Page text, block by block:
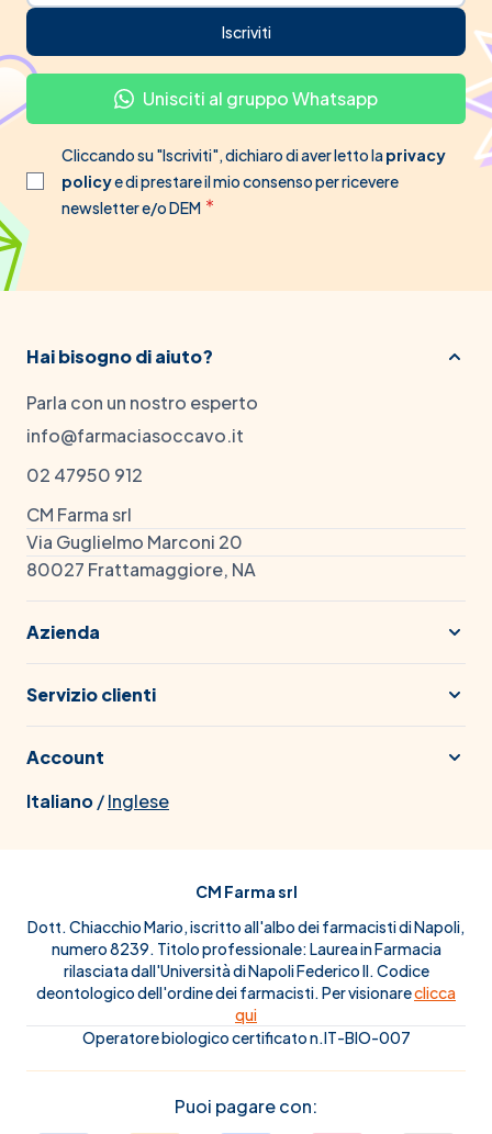
Iscriviti
Unisciti al gruppo Whatsapp
Cliccando su "Iscriviti", dichiaro di aver letto laprivacy
policye di prestare il mio consenso per ricevere
newsletter e/o DEM
Hai bisogno di aiuto?
Parla con un nostro esperto
info@farmaciasoccavo.it
02 47950 912
CM Farma srl
Via Guglielmo Marconi 20
80027 Frattamaggiore, NA
Azienda
Servizio clienti
Account
Italiano/Inglese
CM Farma srl
Dott. Chiacchio Mario, iscritto all'albo dei farmacisti di Napoli,
numero 8239. Titolo professionale: Laurea in Farmacia
rilasciata dall'Università di Napoli Federico II. Codice
deontologico dell'ordine dei farmacisti. Per visionareclicca
qui
Operatore biologico certificato n.IT-BIO-007
Puoi pagare con: